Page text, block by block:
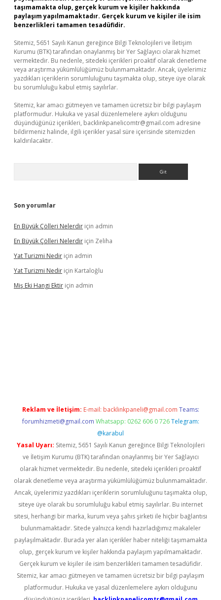
taşımamakta olup, gerçek kurum ve kişiler hakkında
paylaşım yapılmamaktadır. Gerçek kurum ve kişiler ile isim
benzerlikleri tamamen tesadüfidir.
Sitemiz, 5651 Sayılı Kanun gereğince Bilgi Teknolojileri ve İletişim
Kurumu (BTK) tarafından onaylanmış bir Yer Sağlayıcı olarak hizmet
vermektedir. Bu nedenle, sitedeki içerikleri proaktif olarak denetleme
veya araştırma yükümlülüğümüz bulunmamaktadır. Ancak, üyelerimiz
yazdıkları içeriklerin sorumluluğunu taşımakta olup, siteye üye olarak
bu sorumluluğu kabul etmiş sayılırlar.
Sitemiz, kar amacı gütmeyen ve tamamen ücretsiz bir bilgi paylaşım
platformudur. Hukuka ve yasal düzenlemelere aykırı olduğunu
düşündüğünüz içerikleri, backlinkpanelicomtr@gmail.com adresine
bildirmeniz halinde, ilgili içerikler yasal süre içerisinde sitemizden
kaldırılacaktır.
Son yorumlar
En Büyük Çölleri Nelerdir için admin
En Büyük Çölleri Nelerdir için Zeliha
Yat Turizmi Nedir için admin
Yat Turizmi Nedir için Kartaloğlu
Miş Eki Hangi Ektir için admin
Reklam ve İletişim: E-mail: backlinkpaneli@gmail.com Teams:
forumhizmeti@gmail.com Whatsapp: 0262 606 0 726 Telegram:
@karabul
Yasal Uyarı: Sitemiz, 5651 Sayılı Kanun gereğince Bilgi Teknolojileri
ve İletişim Kurumu (BTK) tarafından onaylanmış bir Yer Sağlayıcı
olarak hizmet vermektedir. Bu nedenle, sitedeki içerikleri proaktif
olarak denetleme veya araştırma yükümlülüğümüz bulunmamaktadır.
Ancak, üyelerimiz yazdıkları içeriklerin sorumluluğunu taşımakta olup,
siteye üye olarak bu sorumluluğu kabul etmiş sayılırlar. Bu internet
sitesi, herhangi bir marka, kurum veya şahıs şirketi ile hiçbir bağlantısı
bulunmamaktadır. Sitede yalnızca kendi hazırladığımız makaleler
paylaşılmaktadır. Burada yer alan içerikler haber niteliği taşımamakta
olup, gerçek kurum ve kişiler hakkında paylaşım yapılmamaktadır.
Gerçek kurum ve kişiler ile isim benzerlikleri tamamen tesadüfidir.
Sitemiz, kar amacı gütmeyen ve tamamen ücretsiz bir bilgi paylaşım
platformudur. Hukuka ve yasal düzenlemelere aykırı olduğunu